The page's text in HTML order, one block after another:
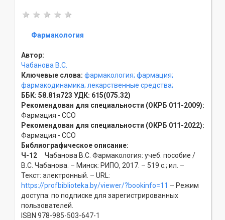
Фармакология
Автор:
Чабанова В.С.
Ключевые слова: фармакология; фармация;
фармакодинамика; лекарственные средства;
ББК: 58.81я723 УДК: 615(075.32)
Рекомендован для специальности (ОКРБ 011-2009):
Фармация - ССO
Рекомендован для специальности (ОКРБ 011-2022):
Фармация - ССO
Библиографическое описание:
Ч-12 Чабанова В.С. Фармакология: учеб. пособие /
В.С. Чабанова. – Минск: РИПО, 2017. – 519 с.; ил. –
Текст: электронный. – URL:
https://profbiblioteka.by/viewer/?bookinfo=11 – Режим
доступа: по подписке для зарегистрированных
пользователей.
ISBN 978-985-503-647-1